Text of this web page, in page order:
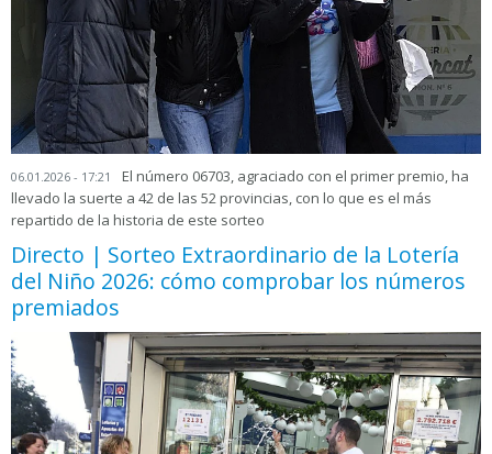
06.01.2026 - 17:21
El número 06703, agraciado con el primer premio, ha
llevado la suerte a 42 de las 52 provincias, con lo que es el más
repartido de la historia de este sorteo
Directo | Sorteo Extraordinario de la Lotería
del Niño 2026: cómo comprobar los números
premiados